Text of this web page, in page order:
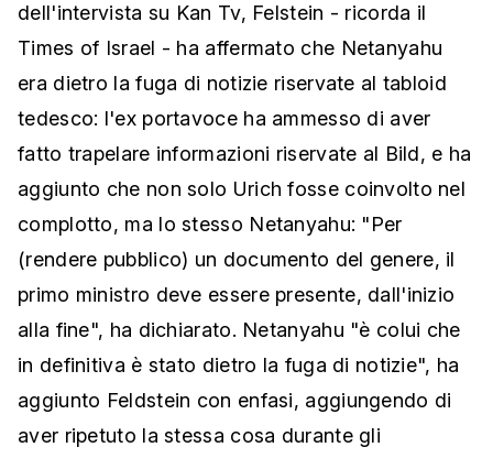
dell'intervista su Kan Tv, Felstein - ricorda il
Times of Israel - ha affermato che Netanyahu
era dietro la fuga di notizie riservate al tabloid
tedesco: l'ex portavoce ha ammesso di aver
fatto trapelare informazioni riservate al Bild, e ha
aggiunto che non solo Urich fosse coinvolto nel
complotto, ma lo stesso Netanyahu: "Per
(rendere pubblico) un documento del genere, il
primo ministro deve essere presente, dall'inizio
alla fine", ha dichiarato. Netanyahu "è colui che
in definitiva è stato dietro la fuga di notizie", ha
aggiunto Feldstein con enfasi, aggiungendo di
aver ripetuto la stessa cosa durante gli